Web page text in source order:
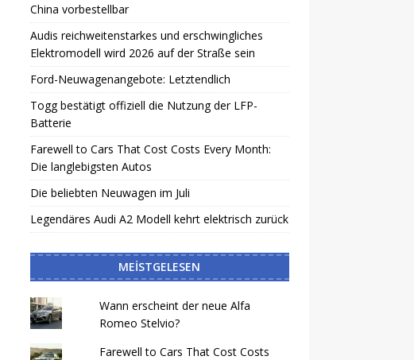
China vorbestellbar
Audis reichweitenstarkes und erschwingliches
Elektromodell wird 2026 auf der Straße sein
Ford-Neuwagenangebote: Letztendlich
Togg bestätigt offiziell die Nutzung der LFP-
Batterie
Farewell to Cars That Cost Costs Every Month:
Die langlebigsten Autos
Die beliebten Neuwagen im Juli
Legendäres Audi A2 Modell kehrt elektrisch zurück
MEISTGELESEN
Wann erscheint der neue Alfa
Romeo Stelvio?
Farewell to Cars That Cost Costs